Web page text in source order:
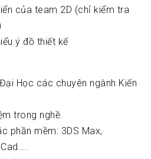
của team 2D (chỉ kiểm tra
ý đồ thiết kế
Học các chuyên ngành Kiến
trong nghề.
phần mềm: 3DS Max,